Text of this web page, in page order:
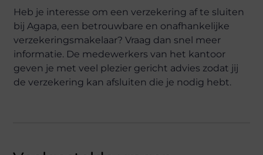
Heb je interesse om een verzekering af te sluiten
bij Agapa, een betrouwbare en onafhankelijke
verzekeringsmakelaar? Vraag dan snel meer
informatie. De medewerkers van het kantoor
geven je met veel plezier gericht advies zodat jij
de verzekering kan afsluiten die je nodig hebt.